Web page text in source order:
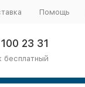
Помощь
23 31
бесплатный